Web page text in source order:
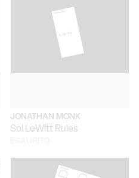
JONATHAN MONK
Sol LeWitt Rules